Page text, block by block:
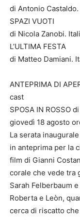
di Antonio Castaldo.
SPAZI VUOTI
di Nicola Zanobi.
L’ULTIMA FESTA
di Matteo Damiani.
ANTEPRIMA DI
cast
SPOSA IN ROSSO
giovedì 18 agosto
La serata
in anteprima per la
film di Gianni
corale che vede tra
Sarah Felberbaum
Roberta e Leòn,
cerca di riscatto